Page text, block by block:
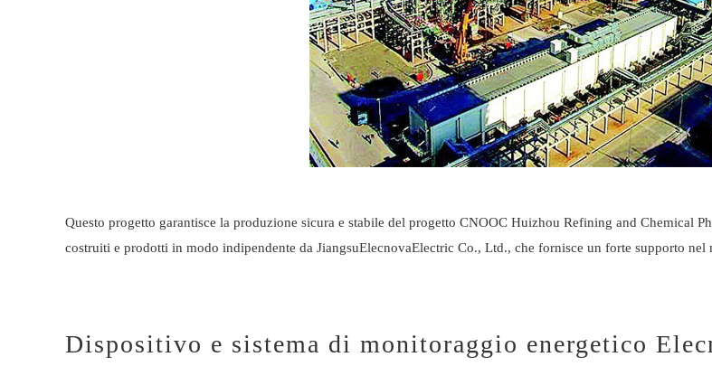
Questo progetto garantisce la produzione sicura e stabile del progetto CNOOC Huizhou Refining and Chemical
costruiti e prodotti in modo indipendente da JiangsuElecnovaElectric Co., Ltd., che fornisce un forte supporto
Dispositivo e sistema di monitoraggio energetico